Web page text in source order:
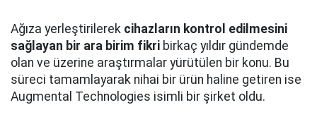
Ağıza yerleştirilerek cihazların kontrol edilmesini
sağlayan bir ara birim fikri birkaç yıldır gündemde
olan ve üzerine araştırmalar yürütülen bir konu. Bu
süreci tamamlayarak nihai bir ürün haline getiren ise
Augmental Technologies isimli bir şirket oldu.